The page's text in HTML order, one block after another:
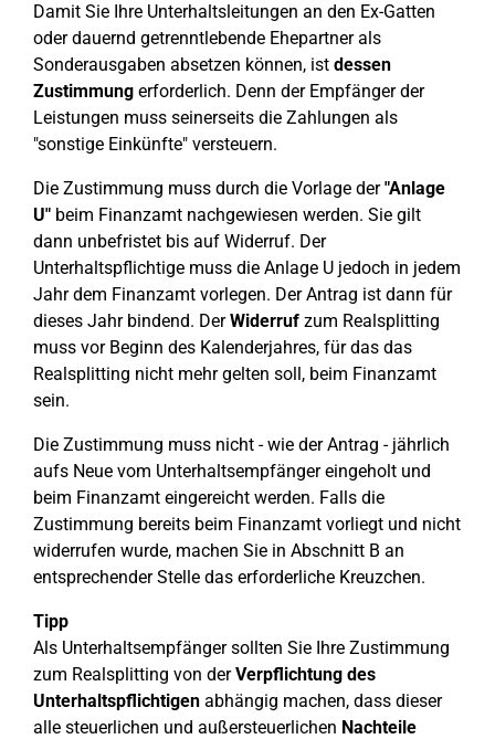
Damit Sie Ihre Unterhaltsleitungen an den Ex-Gatten
oder dauernd getrenntlebende Ehepartner als
Sonderausgaben absetzen können, ist dessen
Zustimmung erforderlich. Denn der Empfänger der
Leistungen muss seinerseits die Zahlungen als
"sonstige Einkünfte" versteuern.
Die Zustimmung muss durch die Vorlage der"Anlage
U" beim Finanzamt nachgewiesen werden. Sie gilt
dann unbefristet bis auf Widerruf. Der
Unterhaltspflichtige muss die Anlage U jedoch in jedem
Jahr dem Finanzamt vorlegen. Der Antrag ist dann für
dieses Jahr bindend. DerWiderruf zum Realsplitting
muss vor Beginn des Kalenderjahres, für das das
Realsplitting nicht mehr gelten soll, beim Finanzamt
sein.
Die Zustimmung muss nicht - wie der Antrag - jährlich
aufs Neue vom Unterhaltsempfänger eingeholt und
beim Finanzamt eingereicht werden. Falls die
Zustimmung bereits beim Finanzamt vorliegt und nicht
widerrufen wurde, machen Sie in Abschnitt B an
entsprechender Stelle das erforderliche Kreuzchen.
Tipp
Als Unterhaltsempfänger sollten Sie Ihre Zustimmung
zum Realsplitting von derVerpflichtung des
Unterhaltspflichtigen abhängig machen, dass dieser
alle steuerlichen und außersteuerlichen Nachteile